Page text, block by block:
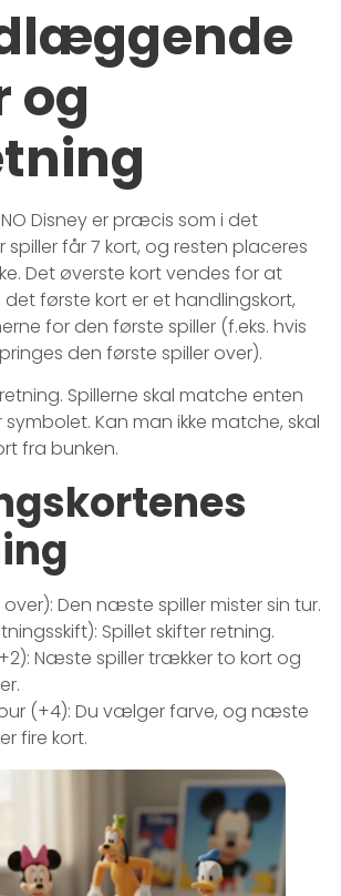
og
Disney er præcis som i det
spiller får 7 kort, og resten placeres
Det øverste kort vendes for at
det første kort er et handlingskort,
for den første spiller (f.eks. hvis
den første spiller over).
Spillerne skal matche enten
Kan man ikke matche, skal
fra bunken.
over): Den næste spiller mister sin tur.
Spillet skifter retning.
Næste spiller trækker to kort og
(+4): Du vælger farve, og næste
fire kort.